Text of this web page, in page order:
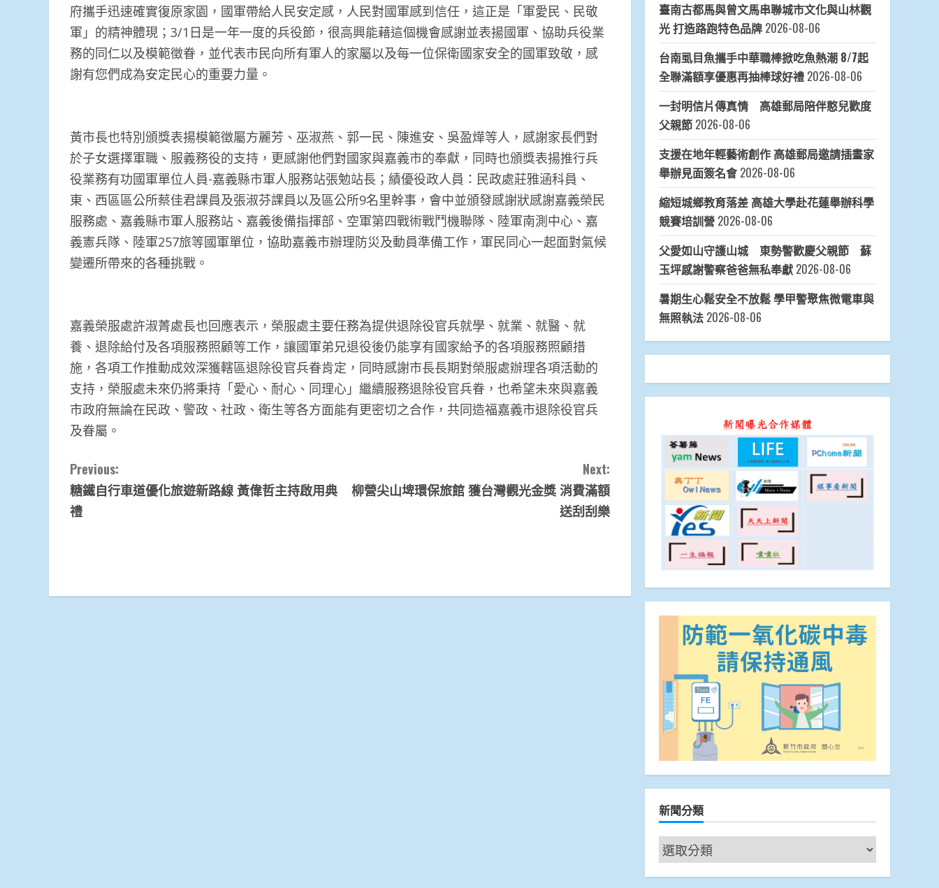
府攜手迅速確實復原家園，國軍帶給人民安定感，人民對國軍感到信任，這正是「軍愛民、民敬
軍」的精神體現；3/1日是一年一度的兵役節，很高興能藉這個機會感謝並表揚國軍、協助兵役業
務的同仁以及模範徵眷，並代表市民向所有軍人的家屬以及每一位保衛國家安全的國軍致敬，感
謝有您們成為安定民心的重要力量。
黃市長也特別頒獎表揚模範徵屬方麗芳、巫淑燕、郭一民、陳進安、吳盈燁等人，感謝家長們對
於子女選擇軍職、服義務役的支持，更感謝他們對國家與嘉義市的奉獻，同時也頒獎表揚推行兵
役業務有功國軍單位人員-嘉義縣市軍人服務站張勉站長；績優役政人員：民政處莊雅涵科員、
東、西區區公所蔡佳君課員及張淑芬課員以及區公所9名里幹事，會中並頒發感謝狀感謝嘉義榮民
服務處、嘉義縣市軍人服務站、嘉義後備指揮部、空軍第四戰術戰鬥機聯隊、陸軍南測中心、嘉
義憲兵隊、陸軍257旅等國軍單位，協助嘉義市辦理防災及動員準備工作，軍民同心一起面對氣候
變遷所帶來的各種挑戰。
嘉義榮服處許淑菁處長也回應表示，榮服處主要任務為提供退除役官兵就學、就業、就醫、就
養、退除給付及各項服務照顧等工作，讓國軍弟兄退役後仍能享有國家給予的各項服務照顧措
施，各項工作推動成效深獲轄區退除役官兵眷肯定，同時感謝市長長期對榮服處辦理各項活動的
支持，榮服處未來仍將秉持「愛心、耐心、同理心」繼續服務退除役官兵眷，也希望未來與嘉義
市政府無論在民政、警政、社政、衛生等各方面能有更密切之合作，共同造福嘉義市退除役官兵
及眷屬。
Continue
Reading
Previous:
糖鐵自行車道優化旅遊新路線 黃偉哲主持啟用典
禮
Next:
柳營尖山埤環保旅館 獲台灣觀光金獎 消費滿額
送刮刮樂
臺南古都馬與曾文馬串聯城市文化與山林觀
光 打造路跑特色品牌 2026-08-06
台南虱目魚攜手中華職棒掀吃魚熱潮 8/7起
全聯滿額享優惠再抽棒球好禮 2026-08-06
一封明信片傳真情 高雄郵局陪伴憨兒歡度
父親節 2026-08-06
支援在地年輕藝術創作 高雄郵局邀請插畫家
舉辦見面簽名會 2026-08-06
縮短城鄉教育落差 高雄大學赴花蓮舉辦科學
競賽培訓營 2026-08-06
父愛如山守護山城 東勢警歡慶父親節 蘇
玉坪感謝警察爸爸無私奉獻 2026-08-06
暑期生心鬆安全不放鬆 學甲警聚焦微電車與
無照執法 2026-08-06
新聞分類
新
聞